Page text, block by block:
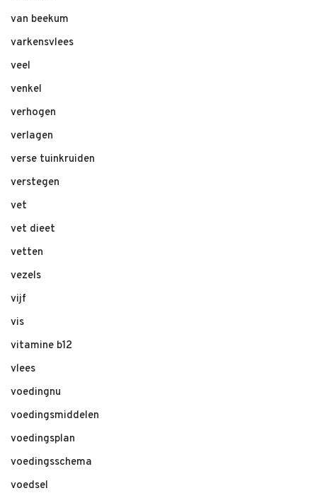
van beekum
varkensvlees
veel
venkel
verhogen
verlagen
verse tuinkruiden
verstegen
vet
vet dieet
vetten
vezels
vijf
vis
vitamine b12
vlees
voedingnu
voedingsmiddelen
voedingsplan
voedingsschema
voedsel